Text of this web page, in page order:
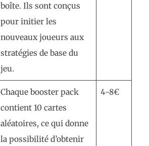
boîte. Ils sont conçus
pour initier les
nouveaux joueurs aux
stratégies de base du
jeu.
Chaque booster pack
contient 10 cartes
aléatoires, ce qui donne
la possibilité d’obtenir
4-8€